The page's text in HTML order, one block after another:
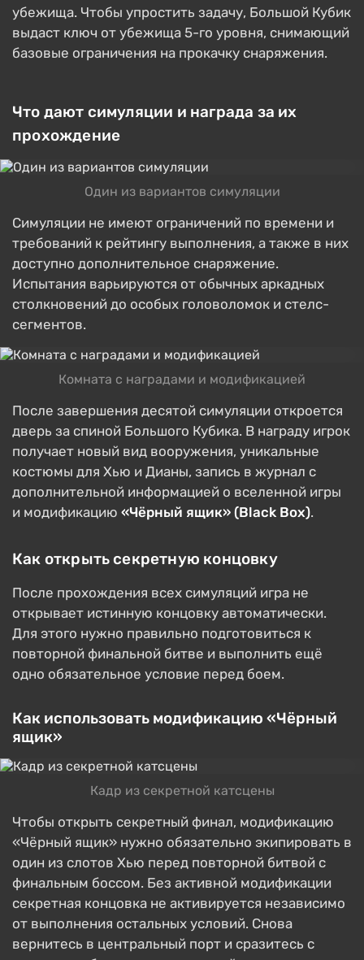
убежища. Чтобы упростить задачу, Большой Кубик
выдаст ключ от убежища 5-го уровня, снимающий
базовые ограничения на прокачку снаряжения.
Что дают симуляции и награда за их
прохождение
Один из вариантов симуляции
Симуляции не имеют ограничений по времени и
требований к рейтингу выполнения, а также в них
доступно дополнительное снаряжение.
Испытания варьируются от обычных аркадных
столкновений до особых головоломок и стелс-
сегментов.
Комната с наградами и модификацией
После завершения десятой симуляции откроется
дверь за спиной Большого Кубика. В награду игрок
получает новый вид вооружения, уникальные
костюмы для Хью и Дианы, запись в журнал с
дополнительной информацией о вселенной игры
и модификацию «Чёрный ящик» (Black Box).
Как открыть секретную концовку
После прохождения всех симуляций игра не
открывает истинную концовку автоматически.
Для этого нужно правильно подготовиться к
повторной финальной битве и выполнить ещё
одно обязательное условие перед боем.
Как использовать модификацию «Чёрный
ящик»
Кадр из секретной катсцены
Чтобы открыть секретный финал, модификацию
«Чёрный ящик» нужно обязательно экипировать в
один из слотов Хью перед повторной битвой с
финальным боссом. Без активной модификации
секретная концовка не активируется независимо
от выполнения остальных условий. Снова
вернитесь в центральный порт и сразитесь с